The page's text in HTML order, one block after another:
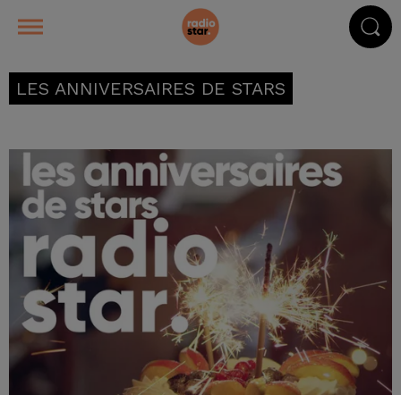
LES ANNIVERSAIRES DE STARS